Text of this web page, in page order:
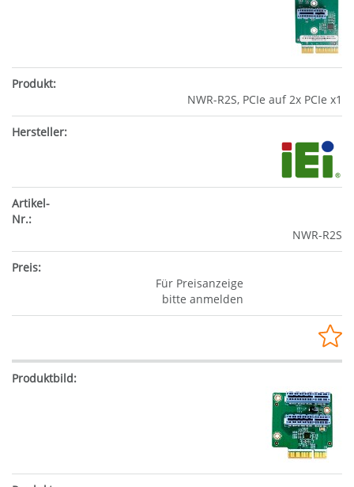
NWR-R2S, PCIe auf 2x PCIe x1
NWR-R2S
Für Preisanzeige
bitte anmelden